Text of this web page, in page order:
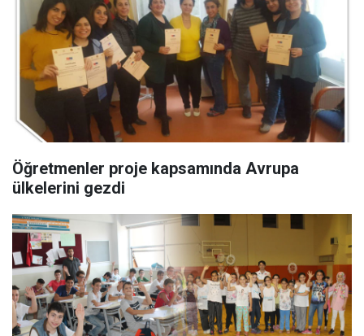
Öğretmenler proje kapsamında Avrupa
ülkelerini gezdi